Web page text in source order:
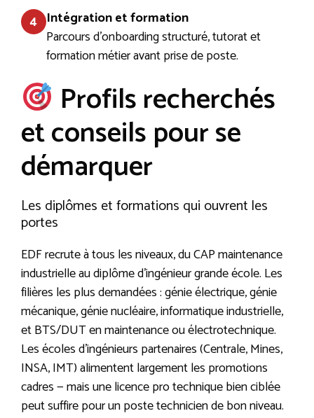
4 Intégration et formation
Parcours d’onboarding structuré, tutorat et
formation métier avant prise de poste.
Profils recherchés
et conseils pour se
démarquer
Les diplômes et formations qui ouvrent les
portes
EDF recrute à tous les niveaux, du CAP maintenance
industrielle au diplôme d’ingénieur grande école. Les
filières les plus demandées : génie électrique, génie
mécanique, génie nucléaire, informatique industrielle,
et BTS/DUT en maintenance ou électrotechnique.
Les écoles d’ingénieurs partenaires (Centrale, Mines,
INSA, IMT) alimentent largement les promotions
cadres — mais une licence pro technique bien ciblée
peut suffire pour un poste technicien de bon niveau.